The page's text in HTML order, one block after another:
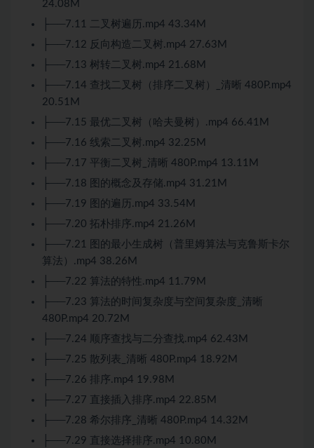
24.08M
├──7.11 二叉树遍历.mp4 43.34M
├──7.12 反向构造二叉树.mp4 27.63M
├──7.13 树转二叉树.mp4 21.68M
├──7.14 查找二叉树（排序二叉树）_清晰 480P.mp4
20.51M
├──7.15 最优二叉树（哈夫曼树）.mp4 66.41M
├──7.16 线索二叉树.mp4 32.25M
├──7.17 平衡二叉树_清晰 480P.mp4 13.11M
├──7.18 图的概念及存储.mp4 31.21M
├──7.19 图的遍历.mp4 33.54M
├──7.20 拓朴排序.mp4 21.26M
├──7.21 图的最小生成树（普里姆算法与克鲁斯卡尔
算法）.mp4 38.26M
├──7.22 算法的特性.mp4 11.79M
├──7.23 算法的时间复杂度与空间复杂度_清晰
480P.mp4 20.72M
├──7.24 顺序查找与二分查找.mp4 62.43M
├──7.25 散列表_清晰 480P.mp4 18.92M
├──7.26 排序.mp4 19.98M
├──7.27 直接插入排序.mp4 22.85M
├──7.28 希尔排序_清晰 480P.mp4 14.32M
├──7.29 直接选择排序.mp4 10.80M